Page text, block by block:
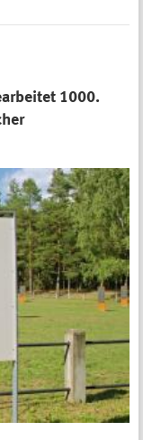
1000.